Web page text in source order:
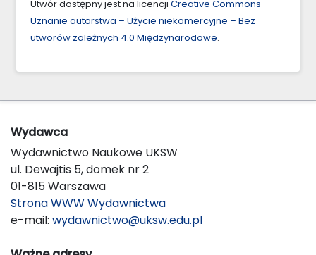
Utwór dostępny jest na licencji Creative Commons
Uznanie autorstwa – Użycie niekomercyjne – Bez
utworów zależnych 4.0 Międzynarodowe.
Wydawca
Wydawnictwo Naukowe UKSW
ul. Dewajtis 5, domek nr 2
01-815 Warszawa
Strona WWW Wydawnictwa
e-mail: wydawnictwo@uksw.edu.pl